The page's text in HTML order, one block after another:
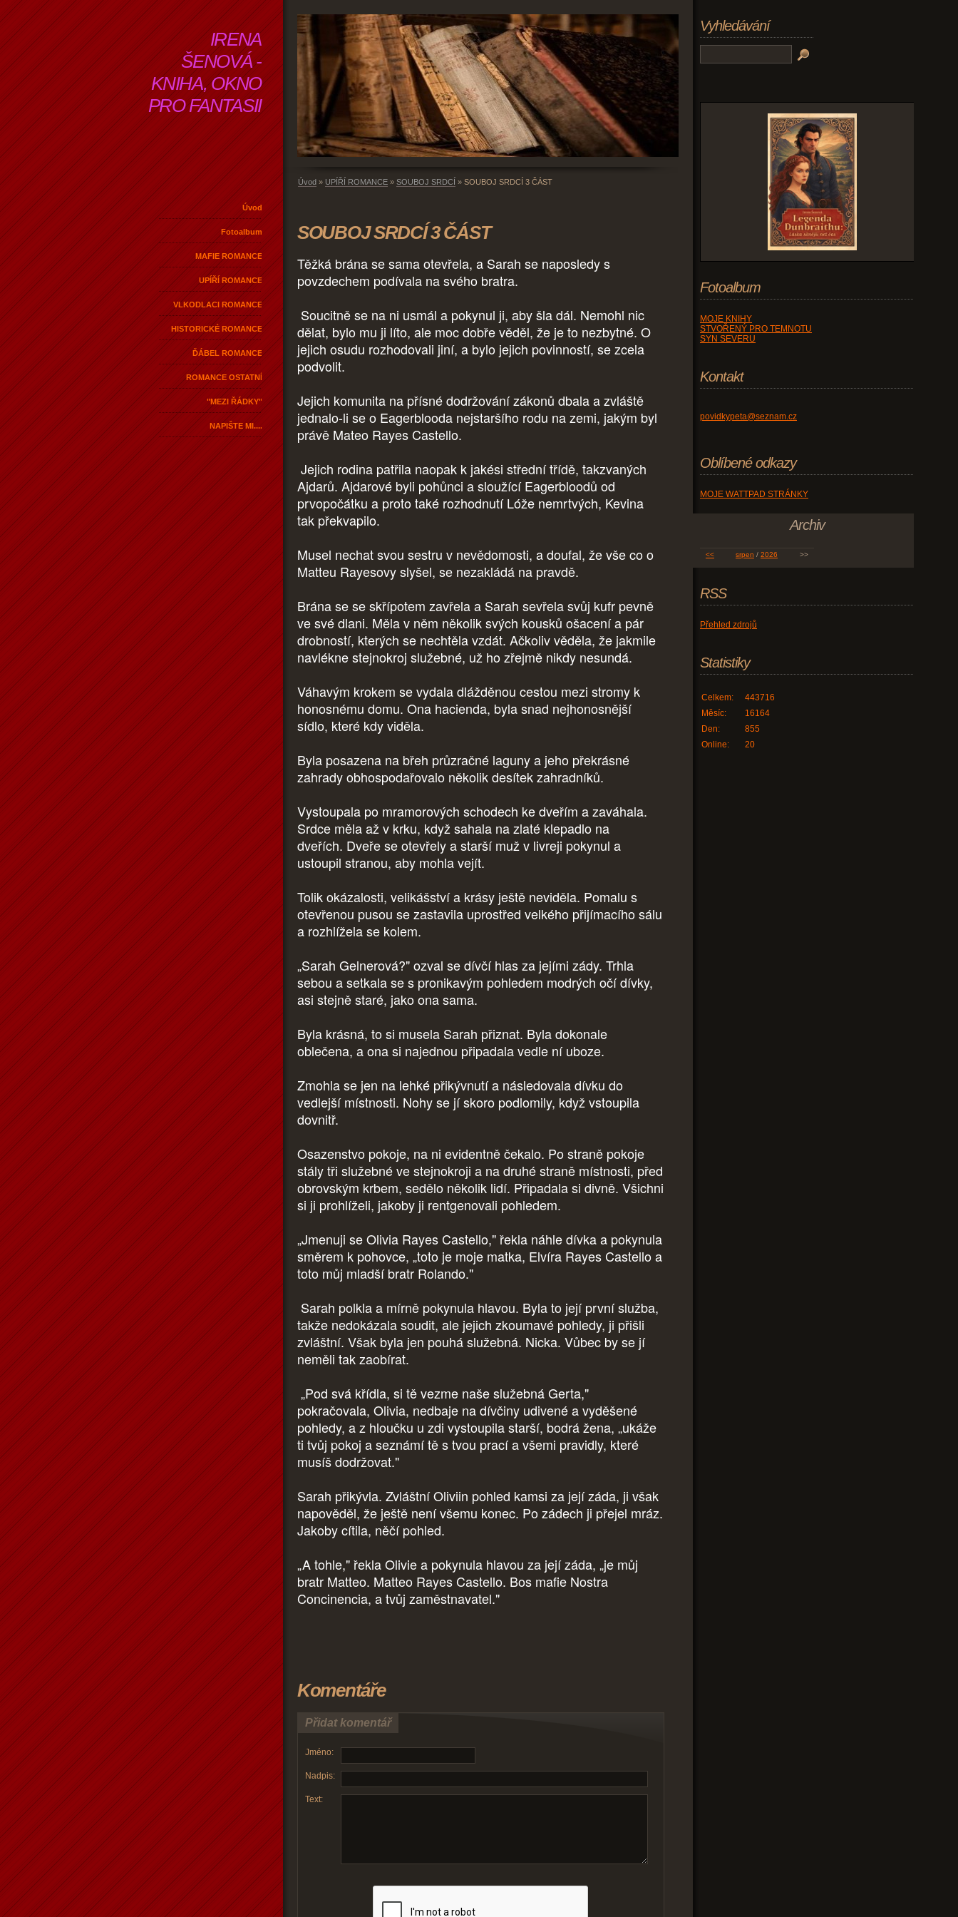
IRENA
ŠENOVÁ -
KNIHA, OKNO
PRO FANTASII
Úvod
Fotoalbum
MAFIE ROMANCE
UPÍŘÍ ROMANCE
VLKODLACI ROMANCE
HISTORICKÉ ROMANCE
ĎÁBEL ROMANCE
ROMANCE OSTATNÍ
"MEZI ŘÁDKY"
NAPIŠTE MI....
Úvod » UPÍŘÍ ROMANCE » SOUBOJ SRDCÍ » SOUBOJ SRDCÍ 3 ČÁST
SOUBOJ SRDCÍ 3 ČÁST
Těžká brána se sama otevřela, a Sarah se naposledy s
povzdechem podívala na svého bratra.
Soucitně se na ni usmál a pokynul ji, aby šla dál. Nemohl nic
dělat, bylo mu ji líto, ale moc dobře věděl, že je to nezbytné. O
jejich osudu rozhodovali jiní, a bylo jejich povinností, se zcela
podvolit.
Jejich komunita na přísné dodržování zákonů dbala a zvláště
jednalo-li se o Eagerblooda nejstaršího rodu na zemi, jakým byl
právě Mateo Rayes Castello.
Jejich rodina patřila naopak k jakési střední třídě, takzvaných
Ajdarů. Ajdarové byli pohůnci a sloužící Eagerbloodů od
prvopočátku a proto také rozhodnutí Lóže nemrtvých, Kevina
tak překvapilo.
Musel nechat svou sestru v nevědomosti, a doufal, že vše co o
Matteu Rayesovy slyšel, se nezakládá na pravdě.
Brána se se skřípotem zavřela a Sarah sevřela svůj kufr pevně
ve své dlani. Měla v něm několik svých kousků ošacení a pár
drobností, kterých se nechtěla vzdát. Ačkoliv věděla, že jakmile
navlékne stejnokroj služebné, už ho zřejmě nikdy nesundá.
Váhavým krokem se vydala dlážděnou cestou mezi stromy k
honosnému domu. Ona hacienda, byla snad nejhonosnější
sídlo, které kdy viděla.
Byla posazena na břeh průzračné laguny a jeho překrásné
zahrady obhospodařovalo několik desítek zahradníků.
Vystoupala po mramorových schodech ke dveřím a zaváhala.
Srdce měla až v krku, když sahala na zlaté klepadlo na
dveřích. Dveře se otevřely a starší muž v livreji pokynul a
ustoupil stranou, aby mohla vejít.
Tolik okázalosti, velikášství a krásy ještě neviděla. Pomalu s
otevřenou pusou se zastavila uprostřed velkého přijímacího sálu
a rozhlížela se kolem.
„Sarah Gelnerová?" ozval se dívčí hlas za jejími zády. Trhla
sebou a setkala se s pronikavým pohledem modrých očí dívky,
asi stejně staré, jako ona sama.
Byla krásná, to si musela Sarah přiznat. Byla dokonale
oblečena, a ona si najednou připadala vedle ní uboze.
Zmohla se jen na lehké přikývnutí a následovala dívku do
vedlejší místnosti. Nohy se jí skoro podlomily, když vstoupila
dovnitř.
Osazenstvo pokoje, na ni evidentně čekalo. Po straně pokoje
stály tři služebné ve stejnokroji a na druhé straně místnosti, před
obrovským krbem, sedělo několik lidí. Připadala si divně. Všichni
si ji prohlíželi, jakoby ji rentgenovali pohledem.
„Jmenuji se Olivia Rayes Castello," řekla náhle dívka a pokynula
směrem k pohovce, „toto je moje matka, Elvíra Rayes Castello a
toto můj mladší bratr Rolando."
Sarah polkla a mírně pokynula hlavou. Byla to její první služba,
takže nedokázala soudit, ale jejich zkoumavé pohledy, ji přišli
zvláštní. Však byla jen pouhá služebná. Nicka. Vůbec by se jí
neměli tak zaobírat.
„Pod svá křídla, si tě vezme naše služebná Gerta,"
pokračovala, Olivia, nedbaje na dívčiny udivené a vyděšené
pohledy, a z hloučku u zdi vystoupila starší, bodrá žena, „ukáže
ti tvůj pokoj a seznámí tě s tvou prací a všemi pravidly, které
musíš dodržovat."
Sarah přikývla. Zvláštní Oliviin pohled kamsi za její záda, ji však
napověděl, že ještě není všemu konec. Po zádech ji přejel mráz.
Jakoby cítila, něčí pohled.
„A tohle," řekla Olivie a pokynula hlavou za její záda, „je můj
bratr Matteo. Matteo Rayes Castello. Bos mafie Nostra
Concinencia, a tvůj zaměstnavatel."
Komentáře
Přidat komentář
Jméno:
Nadpis:
Text:
Vyhledávání
Fotoalbum
MOJE KNIHY
STVOŘENÝ PRO TEMNOTU
SYN SEVERU
Kontakt
povidkypeta@seznam.cz
Oblíbené odkazy
MOJE WATTPAD STRÁNKY
Archiv
<< srpen / 2026 >>
RSS
Přehled zdrojů
Statistiky
Online: 20
Celkem:
443716
Měsíc:
16164
Den:
855